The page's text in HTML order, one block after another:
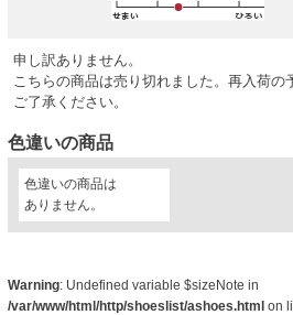
申し訳ありません。
こちらの商品は売り切れました。再入荷の
ご了承ください。
色違いの商品
色違いの商品は
ありません。
Warning: Undefined variable $sizeNote in
/var/www/html/http/shoeslist/ashoes.html on